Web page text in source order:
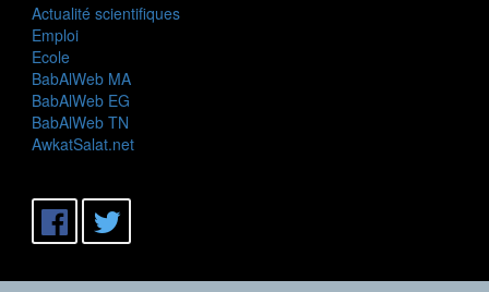
Actualité scientifiques
Emploi
Ecole
BabAlWeb MA
BabAlWeb EG
BabAlWeb TN
AwkatSalat.net